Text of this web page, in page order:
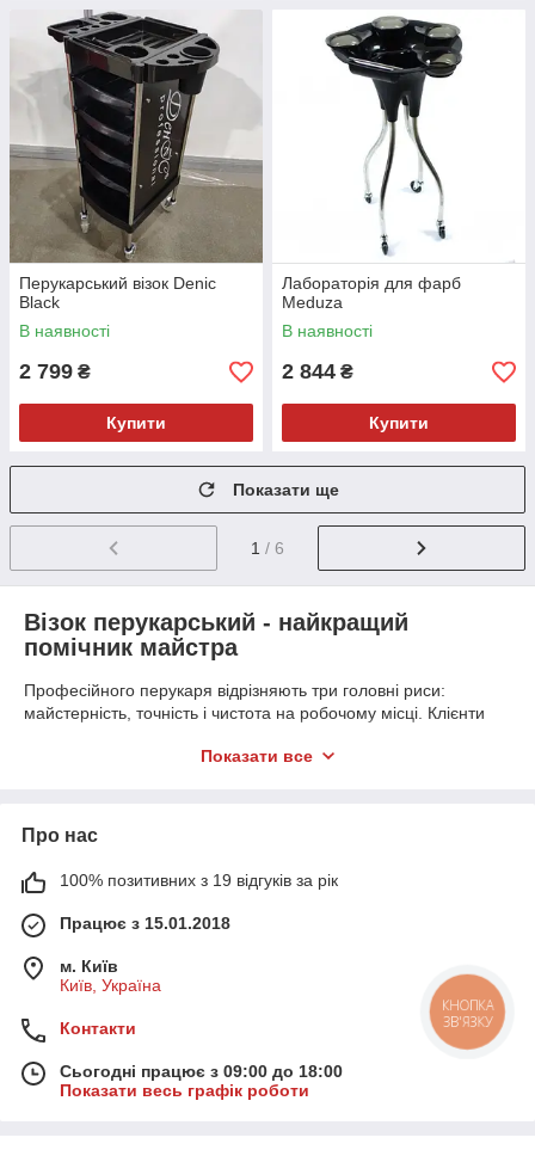
Перукарський візок Denic
Black
В наявності
2 799 ₴
Купити
Лабораторія для фарб
Meduza
В наявності
2 844 ₴
Купити
Показати ще
1 / 6
Візок перукарський - найкращий
помічник майстра
Професійного перукаря відрізняють три головні риси:
майстерність, точність і чистота на робочому місці. Клієнти
матеріали. Акуратність - ключовий момент в процесі
фахівця. Майстру більше не потрібно витрачати сили і
що потрібно при процесі - у нього під рукою. До того ж,
зручно переміщати.
Купити перукарський візок стане відмінним рішенням
організації простору, а також підвищення репутації майстра.
Візок перукаря: переваги
Багато майстрів задаються питанням "Перукарський візок
купити, а чи варто?". Відповідаємо: "Звичайно так".
Показати все
Про нас
100% позитивних з 19 відгуків за рік
Працює з 15.01.2018
м. Київ
Київ, Україна
Контакти
Сьогодні працює з 09:00 до 18:00
Показати весь графік роботи
КНОПКА
ЗВ'ЯЗКУ